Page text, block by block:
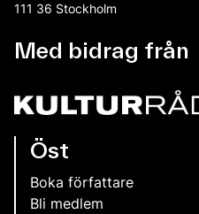
111 36 Stockholm
Med bidrag från
Öst
Boka författare
Bli medlem